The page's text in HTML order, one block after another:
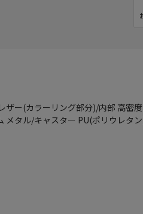
ザー(カラーリング部分)/内部 高密
メタル/キャスター PU(ポリウレタ